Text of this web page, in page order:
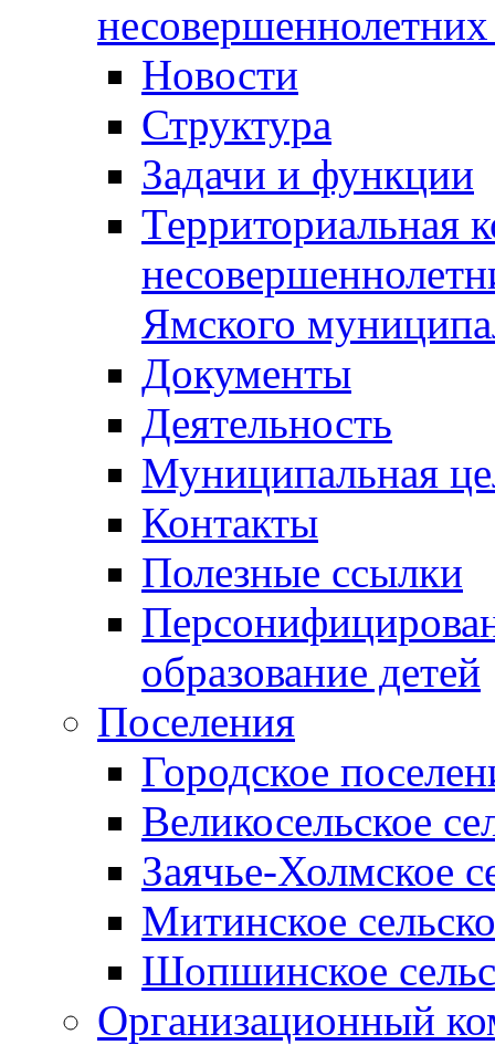
Новости
Структура
Задачи и функции
Территориальная
Ямского
Документы
Деятельность
Муниципальная
Контакты
Полезные ссылки
образование детей
Поселения
Городское
Великосельское
Заячье-Холмское
Митинское
Шопшинское
Организационный